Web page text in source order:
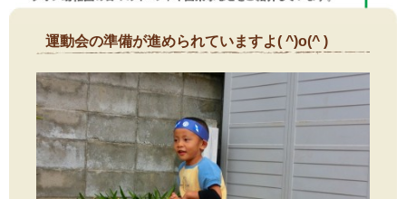
運動会の準備が進められていますよ( ^)o(^ )